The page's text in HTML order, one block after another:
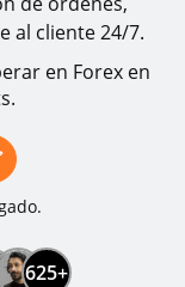
al cliente 24/7.
en Forex en
625+